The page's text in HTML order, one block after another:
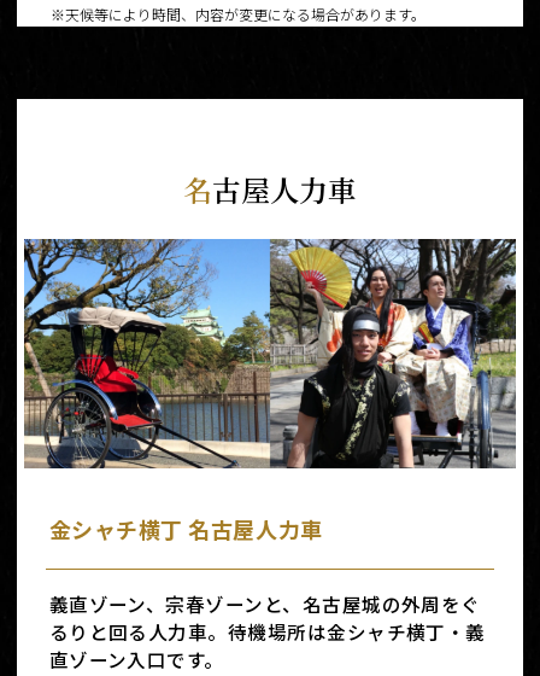
※天候等により時間、内容が変更になる場合があります。
名古屋人力車
金シャチ横丁 名古屋人力車
義直ゾーン、宗春ゾーンと、名古屋城の外周をぐ
るりと回る人力車。待機場所は金シャチ横丁・義
直ゾーン入口です。